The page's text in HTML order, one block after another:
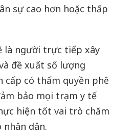
sự cao hơn hoặc thấp
là người trực tiếp xây
đề xuất số lượng
có thẩm quyền phê
bảo mọi trạm y tế
hiện tốt vai trò chăm
nhân dân.